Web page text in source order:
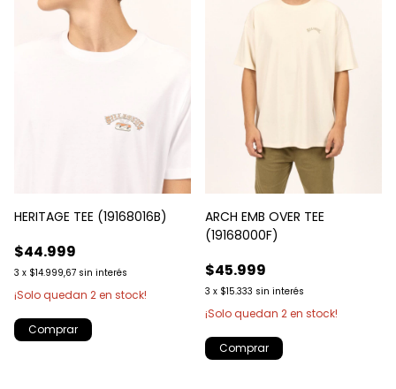
HERITAGE TEE (19168016B)
$44.999
3 x $14.999,67 sin interés
¡Solo quedan 2en stock!
Comprar
ARCH EMB OVER TEE
(19168000F)
$45.999
3 x $15.333 sin interés
¡Solo quedan 2en stock!
Comprar